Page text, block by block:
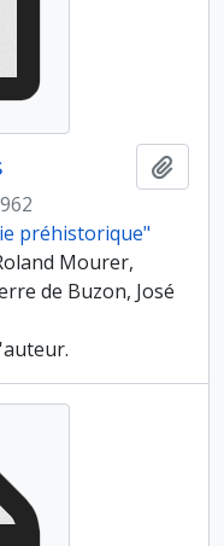
préhistorique"
Mourer,
de Buzon, José